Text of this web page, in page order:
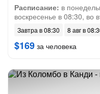
Расписание: в
воскресенье в 08:30, во
Завтра в 08:30 8 авг в
$169 за человека